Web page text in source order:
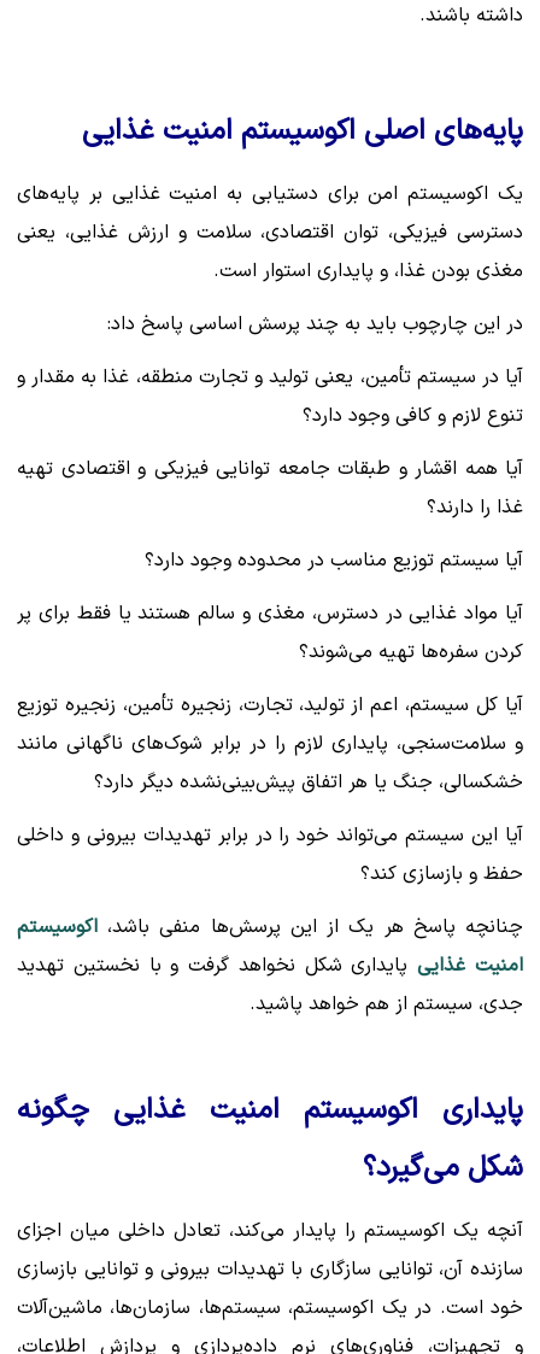
داشته باشند.
پایه‌های اصلی اکوسیستم امنیت غذایی
یک اکوسیستم امن برای دستیابی به امنیت غذایی بر پایه‌های
دسترسی فیزیکی، توان اقتصادی، سلامت و ارزش غذایی، یعنی
مغذی بودن غذا، و پایداری استوار است.
در این چارچوب باید به چند پرسش اساسی پاسخ داد:
آیا در سیستم تأمین، یعنی تولید و تجارت منطقه، غذا به مقدار و
تنوع لازم و کافی وجود دارد؟
آیا همه اقشار و طبقات جامعه توانایی فیزیکی و اقتصادی تهیه
غذا را دارند؟
آیا سیستم توزیع مناسب در محدوده وجود دارد؟
آیا مواد غذایی در دسترس، مغذی و سالم هستند یا فقط برای پر
کردن سفره‌ها تهیه می‌شوند؟
آیا کل سیستم، اعم از تولید، تجارت، زنجیره تأمین، زنجیره توزیع
و سلامت‌سنجی، پایداری لازم را در برابر شوک‌های ناگهانی مانند
خشکسالی، جنگ یا هر اتفاق پیش‌بینی‌نشده دیگر دارد؟
آیا این سیستم می‌تواند خود را در برابر تهدیدات بیرونی و داخلی
حفظ و بازسازی کند؟
چنانچه پاسخ هر یک از این پرسش‌ها منفی باشد، اکوسیستم
امنیت غذاییپایداری شکل نخواهد گرفت و با نخستین تهدید
جدی، سیستم از هم خواهد پاشید.
پایداری اکوسیستم امنیت غذایی چگونه
شکل می‌گیرد؟
آنچه یک اکوسیستم را پایدار می‌کند، تعادل داخلی میان اجزای
سازنده آن، توانایی سازگاری با تهدیدات بیرونی و توانایی بازسازی
خود است. در یک اکوسیستم، سیستم‌ها، سازمان‌ها، ماشین‌آلات
و تجهیزات، فناوری‌های نرم داده‌پردازی و پردازش اطلاعات،